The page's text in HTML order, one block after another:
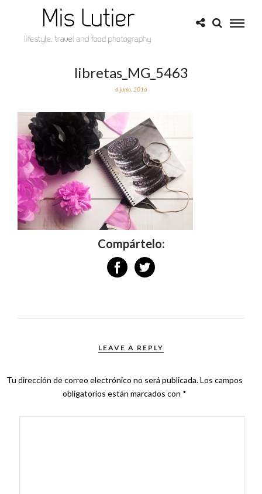
libretas_MG_5463
6 junio, 2016
Compártelo:
LEAVE A REPLY
Tu dirección de correo electrónico no será publicada.Los campos
obligatorios están marcados con *